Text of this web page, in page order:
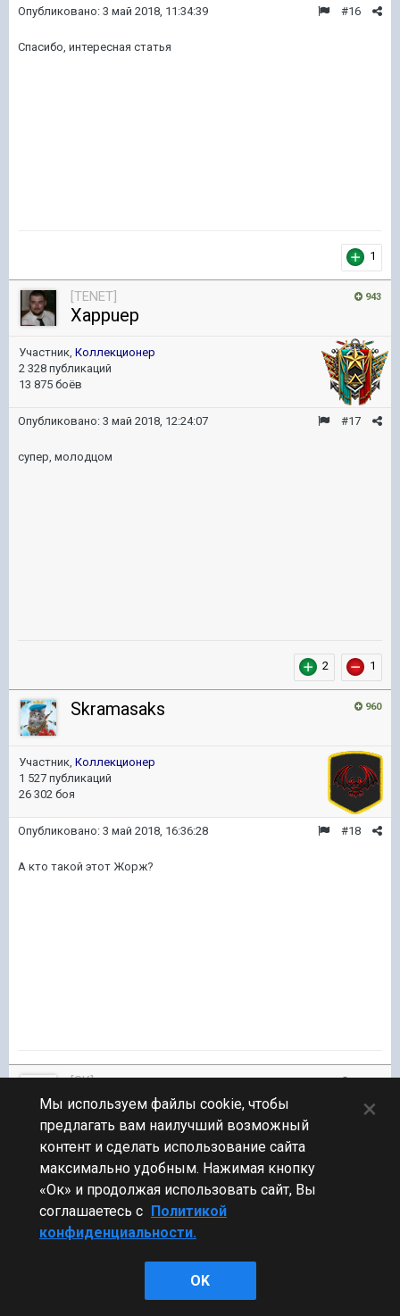
#16
Опубликовано: 3 май 2018, 11:34:39
Спасибо, интересная статья
1
943
[TENET]
Xappuep
Участник, Коллекционер
2 328 публикаций
13 875 боёв
#17
Опубликовано: 3 май 2018, 12:24:07
супер, молодцом
2 1
960
Skramasaks
Участник, Коллекционер
1 527 публикаций
26 302 боя
#18
Опубликовано: 3 май 2018, 16:36:28
А кто такой этот Жорж?
17 953
[SK]
Mebius_lW
Бета-тестер
Мододел
6 968 публикаций
Опубликовано:3 май 2018, 16:56:39
Мы используем файлы cookie, чтобы
предлагать вам наилучший возможный
контент и сделать использование сайта
максимально удобным. Нажимая кнопку
«Ок» и продолжая использовать сайт, Вы
соглашаетесь с Политикой
конфиденциальности.
OK
×